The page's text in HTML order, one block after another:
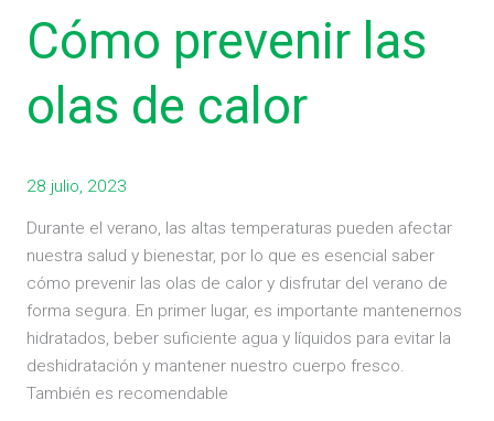
Cómo prevenir las
olas de calor
28 julio, 2023
Durante el verano, las altas temperaturas pueden afectar
nuestra salud y bienestar, por lo que es esencial saber
cómo prevenir las olas de calor y disfrutar del verano de
forma segura. En primer lugar, es importante mantenernos
hidratados, beber suficiente agua y líquidos para evitar la
deshidratación y mantener nuestro cuerpo fresco.
También es recomendable
las
olas
calor